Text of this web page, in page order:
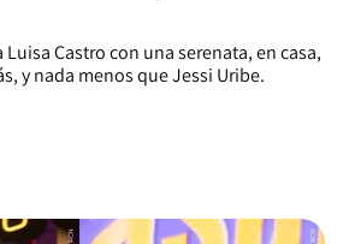
Castro con una serenata, en casa,
y nada menos que Jessi Uribe.